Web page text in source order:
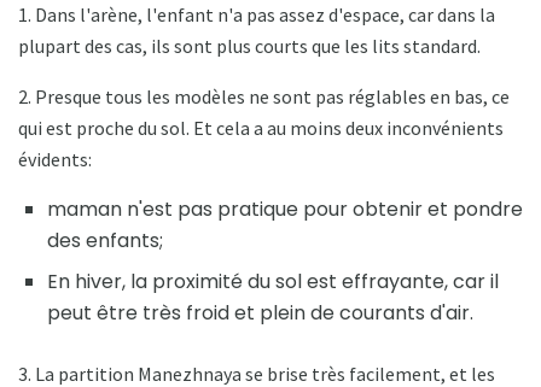
1. Dans l'arène, l'enfant n'a pas assez d'espace, car dans la
plupart des cas, ils sont plus courts que les lits standard.
2. Presque tous les modèles ne sont pas réglables en bas, ce
qui est proche du sol. Et cela a au moins deux inconvénients
évidents:
maman n'est pas pratique pour obtenir et pondre
des enfants;
En hiver, la proximité du sol est effrayante, car il
peut être très froid et plein de courants d'air.
3. La partition Manezhnaya se brise très facilement, et les